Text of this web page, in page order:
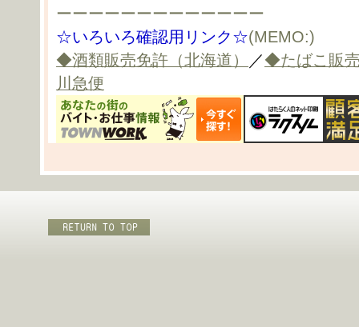
ーーーーーーーーーーーーー
☆いろいろ確認用リンク☆(MEMO:)
◆酒類販売免許（北海道）
／◆たばこ販
川急便